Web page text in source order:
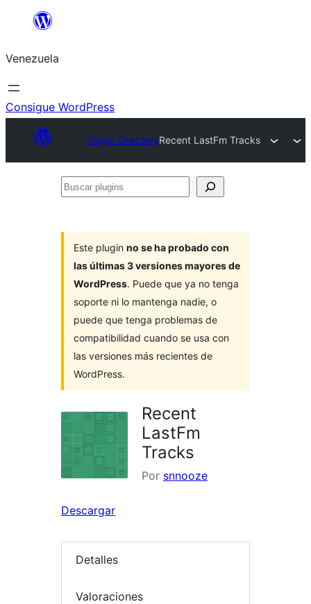
Saltar
contenido
Venezuela
Consigue WordPress
Plugin DirectoryRecent LastFm Tracks
Buscar
Este plugin no se ha probado con
las últimas 3 versiones mayores de
WordPress. Puede que ya no tenga
soporte ni lo mantenga nadie, o
puede que tenga problemas de
compatibilidad cuando se usa con
las versiones más recientes de
WordPress.
Recent
LastFm
Tracks
Por snnooze
Descargar
Detalles
Valoraciones